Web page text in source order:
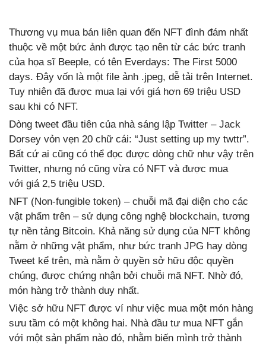
Thương vụ mua bán liên quan đến NFT đình đám nhất
thuộc về một bức ảnh được tạo nên từ các bức tranh
của họa sĩ Beeple, có tên Everdays: The First 5000
days. Đây vốn là một file ảnh .jpeg, dễ tải trên Internet.
Tuy nhiên đã được mua lại với giá hơn 69 triệu USD
sau khi có NFT.
Dòng tweet đầu tiên của nhà sáng lập Twitter – Jack
Dorsey vỏn vẹn 20 chữ cái: “Just setting up my twttr”.
Bất cứ ai cũng có thể đọc được dòng chữ như vậy trên
Twitter, nhưng nó cũng vừa có NFT và được mua
với giá 2,5 triệu USD.
NFT (Non-fungible token) – chuỗi mã đại diện cho các
vật phẩm trên – sử dụng công nghệ blockchain, tương
tự nền tảng Bitcoin. Khả năng sử dụng của NFT không
nằm ở những vật phẩm, như bức tranh JPG hay dòng
Tweet kể trên, mà nằm ở quyền sở hữu độc quyền
chúng, được chứng nhận bởi chuỗi mã NFT. Nhờ đó,
món hàng trở thành duy nhất.
Việc sở hữu NFT được ví như việc mua một món hàng
sưu tầm có một không hai. Nhà đầu tư mua NFT gắn
với một sản phẩm nào đó, nhằm biến mình trở thành